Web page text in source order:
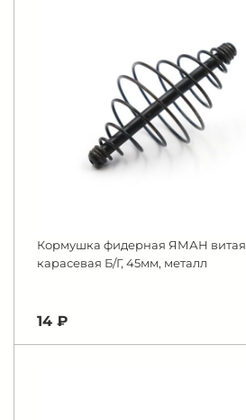
Кормушка фидерная ЯМАН витая
карасевая Б/Г, 45мм, металл
14 ₽